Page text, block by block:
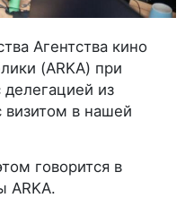
Агентства кино
(ARKA) при
делегацией из
визитом в нашей
говорится в
ARKA.